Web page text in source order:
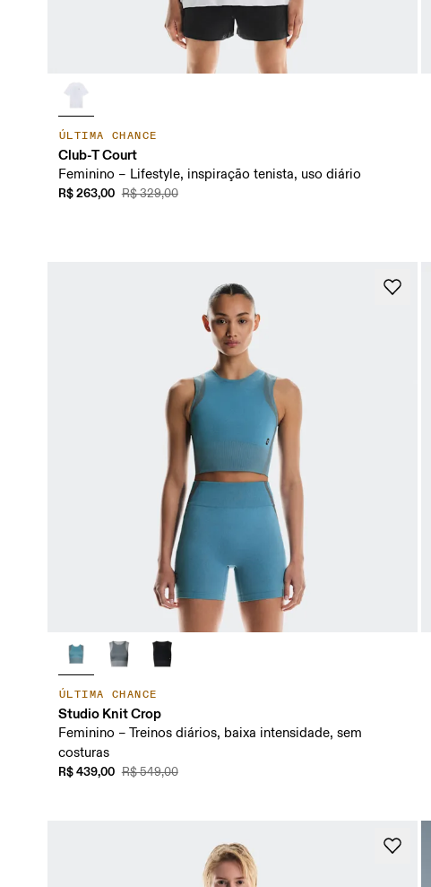
ÚLTIMA CHANCE
Club-T Court
Feminino – Lifestyle, inspiração tenista, uso diário
R$ 263,00 R$ 329,00
ÚLTIMA CHANCE
Studio Knit Crop
Feminino – Treinos diários, baixa intensidade, sem
costuras
R$ 439,00 R$ 549,00